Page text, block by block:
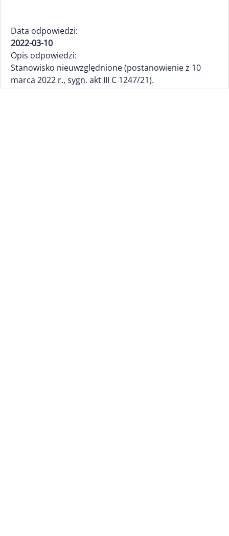
Data odpowiedzi:
2022-03-10
Opis odpowiedzi:
Stanowisko nieuwzględnione (postanowienie z 10
marca 2022 r., sygn. akt III C 1247/21).